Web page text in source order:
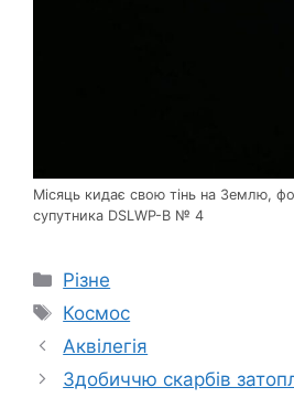
Місяць кидає свою тінь на Землю,
супутника DSLWP-B № 4
Категорії
Різне
Позначки
Космос
Аквілегія
Здобиччю скарбів